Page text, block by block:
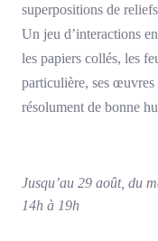
superpositions de
Un jeu d’interactions
les papiers collés, les
particulière, ses
résolument de bonne
Jusqu’au 29 août, du
14h à 19h